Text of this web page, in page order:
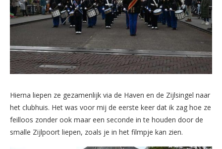
Hierna liepen ze gezamenlijk via de Haven en de Zijlsingel naar
het clubhuis. Het was voor mij de eerste keer dat ik zag hoe ze
feilloos zonder ook maar een seconde in te houden door de
smalle Zijlpoort liepen, zoals je in het filmpje kan zien.